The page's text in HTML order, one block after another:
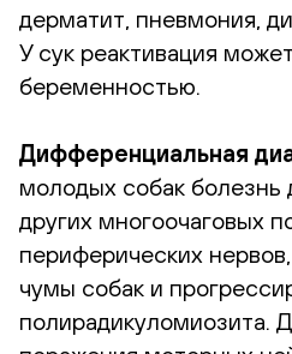
дерматит, пневмония,
У сук реактивация
беременностью.
Дифференциальная
молодых собак
других многоочаговых
периферических
чумы собак и
полирадикуломиозита.